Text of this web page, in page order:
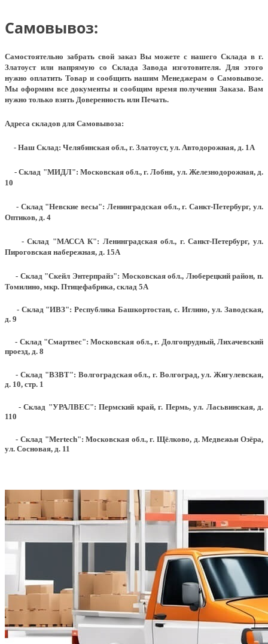
Самовывоз:
Самостоятельно забрать свой заказ Вы можете с нашего Склада в г.
Златоуст или напрямую со Склада Завода изготовителя. Для этого
нужно оплатить Товар и сообщить нашим Менеджерам о Самовывозе.
Мы оформим все документы и сообщим время получения Заказа. Вам
нужно только взять Доверенность или Печать.
Адреса складов для Самовывоза:
- Наш Склад: Челябинская обл., г. Златоуст, ул. Автодорожная, д. 1А
- Склад "МИДЛ": Московская обл., г. Лобня, ул. Железнодорожная, д.
10
- Склад "Невские весы": Ленинградская обл., г. Санкт-Петербург, ул.
Оптиков, д. 4
- Склад "МАССА К": Ленинградская обл., г. Санкт-Петербург, ул.
Пироговская набережная, д. 15А
- Склад "Скейл Энтерпрайз": Московская обл., Люберецкий район, п.
Томилино, мкр. Птицефабрика, склад 5А
- Склад "ИВЗ": Республика Башкортостан, с. Иглино, ул. Заводская,
д. 9
- Склад "Смартвес":Московская обл., г. Долгопрудный, Лихачевский
проезд, д. 8
- Склад "ВЗВТ": Волгоградская обл., г. Волгоград, ул. Жигулевская,
д. 10, стр. 1
- Склад "УРАЛВЕС": Пермский край, г. Пермь, ул. Ласьвинская, д.
110
- Склад "Mertech": Московская обл., г. Щёлково, д. Медвежьи Озёра,
ул. Сосновая, д. 11